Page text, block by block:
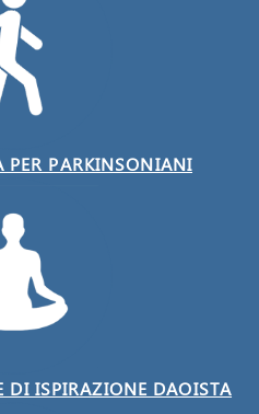
PER PARKINSONIANI
DI ISPIRAZIONE DAOISTA